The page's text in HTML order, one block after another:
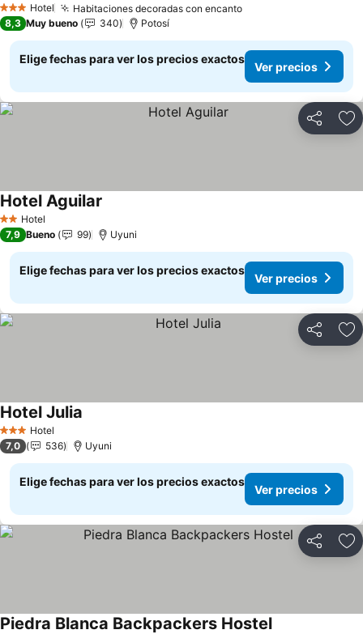
3 Estrellas
Hotel Habitaciones decoradas con encanto
8,3 Muy bueno 340 Potosí
Elige fechas para ver los precios exactos
Ver precios
Compartir
2 Estrellas
Hotel
Hotel Aguilar
7,9 Bueno 99 Uyuni
Elige fechas para ver los precios exactos
Ver precios
Compartir
3 Estrellas
Hotel
Hotel Julia
7,0 536 Uyuni
Elige fechas para ver los precios exactos
Ver precios
Compartir
Piedra Blanca Backpackers Hostel